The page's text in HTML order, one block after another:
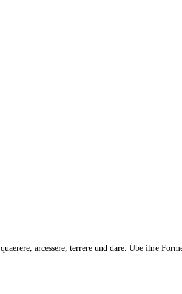
arcessere, terrere und dare. Übe ihre